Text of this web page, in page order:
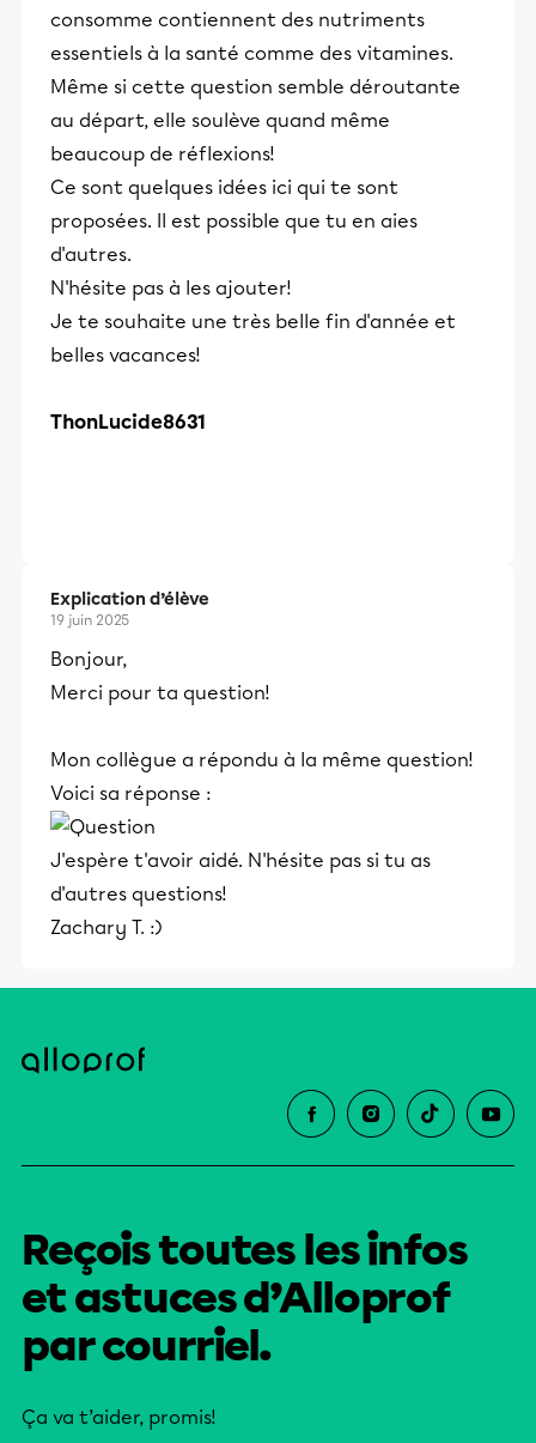
consomme contiennent des nutriments
essentiels à la santé comme des vitamines.
Même si cette question semble déroutante
au départ, elle soulève quand même
beaucoup de réflexions!
Ce sont quelques idées ici qui te sont
proposées. Il est possible que tu en aies
d'autres.
N'hésite pas à les ajouter!
Je te souhaite une très belle fin d'année et
belles vacances!
ThonLucide8631
Explication d’élève
19 juin 2025
Bonjour,
Merci pour ta question!
Mon collègue a répondu à la même question!
Voici sa réponse :
J'espère t'avoir aidé. N'hésite pas si tu as
d'autres questions!
Zachary T. :)
Reçois toutes les infos
et astuces d’Alloprof
par courriel.
Ça va t’aider, promis!